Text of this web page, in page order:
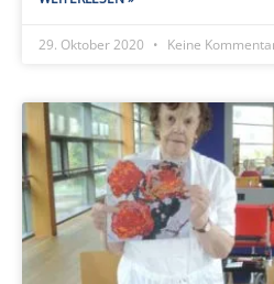
29. Oktober 2020 Keine